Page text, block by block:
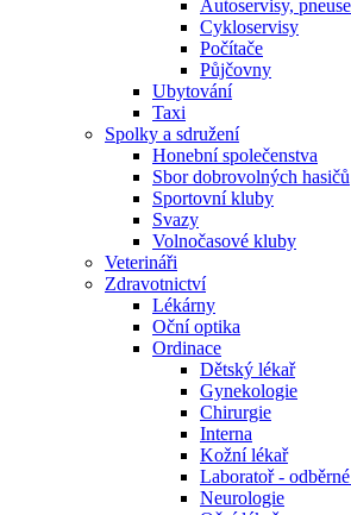
Autoservisy,
Cykloservisy
Počítače
Půjčovny
Ubytování
Taxi
Spolky a sdružení
Honební společenstva
Sbor dobrovolných hasičů
Sportovní kluby
Svazy
Volnočasové kluby
Veterináři
Zdravotnictví
Lékárny
Oční optika
Ordinace
Dětský lékař
Gynekologie
Chirurgie
Interna
Kožní lékař
Laboratoř -
Neurologie